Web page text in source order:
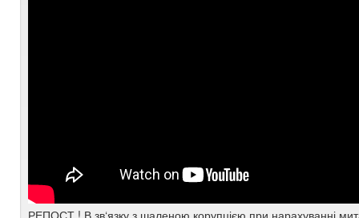
РЕПОСТ ! В зв‘язку з шаленою корупцією при нарахуванні